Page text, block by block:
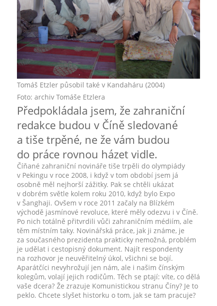
Tomáš Etzler působil také v Kandaháru (2004)
Foto: archiv Tomáše Etzlera
Předpokládala jsem, že zahraniční
redakce budou v Číně sledované
a tiše trpěné, ne že vám budou
do práce rovnou házet vidle.
Číňané zahraniční novináře tiše trpěli do olympiády
v Pekingu v roce 2008, i když v tom období jsem já
osobně měl nejhorší zážitky. Pak se chtěli ukázat
v dobrém světle kolem roku 2010, když bylo Expo
v Šanghaji. Ovšem v roce 2011 začaly na Blízkém
východě jasmínové revoluce, které měly odezvu i v Číně.
Po nich totálně přitvrdili vůči zahraničním médiím, ale
těm místním taky. Novinářská práce, jak ji známe, je
za současného prezidenta prakticky nemožná, problém
je udělat i cestopisný dokument. Najít respondenty
na rozhovor je neuvěřitelný úkol, všichni se bojí.
Aparátčíci nevyhrožují jen nám, ale i našim čínským
kolegům, volají jejich rodičům. Těch se ptají: víte, co dělá
vaše dcera? Že zrazuje Komunistickou stranu Číny? Je to
peklo. Chcete slyšet historku o tom, jak se tam pracuje?